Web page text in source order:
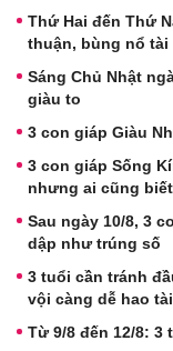
Thứ Hai đến Thứ
thuận, bùng nổ tài
Sáng Chủ Nhật
giàu to
3 con giáp Giàu
3 con giáp Sống
nhưng ai cũng
Sau ngày 10/8, 3
dập như trúng số
3 tuổi cần tránh
vội càng dễ hao tài
Từ 9/8 đến 12/8: 3